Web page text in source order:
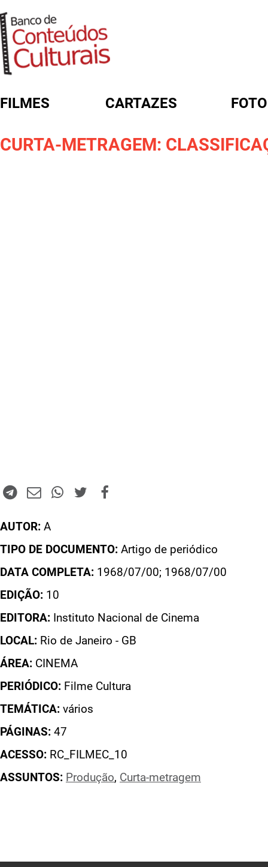
FILMES CARTAZES
CURTA-METRAGEM:
AUTOR: A
TIPO DE DOCUMENTO: Artigo de periódico
DATA COMPLETA: 1968/07/00; 1968/07/00
EDIÇÃO: 10
EDITORA: Instituto Nacional de Cinema
LOCAL: Rio de Janeiro - GB
ÁREA: CINEMA
PERIÓDICO: Filme Cultura
TEMÁTICA: vários
PÁGINAS: 47
ACESSO: RC_FILMEC_10
ASSUNTOS: Produção, Curta-metragem
FORMULÁRIO DE BUSCA